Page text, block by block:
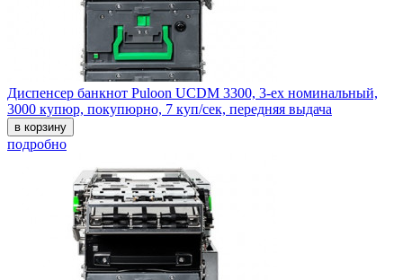
Диспенсер банкнот Puloon UCDM 3300, 3-ех номинальный,
3000 купюр, покупюрно, 7 куп/сек, передняя выдача
в корзину
подробно